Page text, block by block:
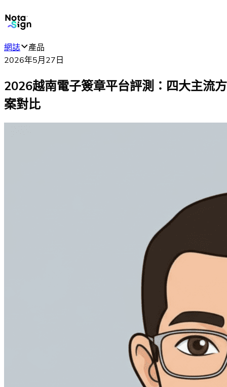
網誌
產品
2026年5月27日
2026越南電子簽章平台評測：四大主流方
案對比